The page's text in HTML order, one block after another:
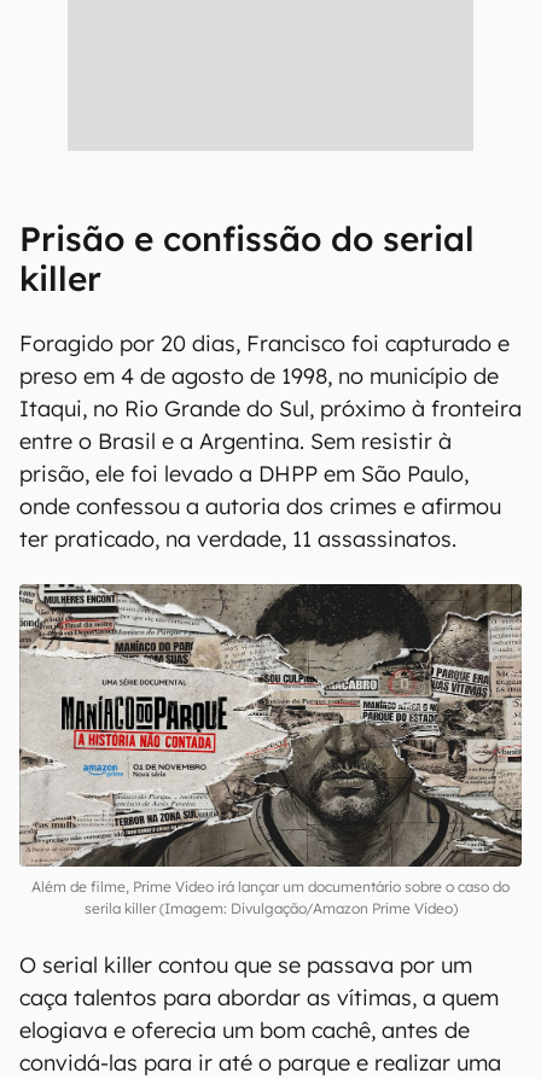
Prisão e confissão do serial
killer
Foragido por 20 dias, Francisco foi capturado e
preso em 4 de agosto de 1998, no município de
Itaqui, no Rio Grande do Sul, próximo à fronteira
entre o Brasil e a Argentina. Sem resistir à
prisão, ele foi levado a DHPP em São Paulo,
onde confessou a autoria dos crimes e afirmou
ter praticado, na verdade, 11 assassinatos.
Além de filme, Prime Video irá lançar um documentário sobre o caso do
serila killer (Imagem: Divulgação/Amazon Prime Video)
O serial killer contou que se passava por um
caça talentos para abordar as vítimas, a quem
elogiava e oferecia um bom cachê, antes de
convidá-las para ir até o parque e realizar uma